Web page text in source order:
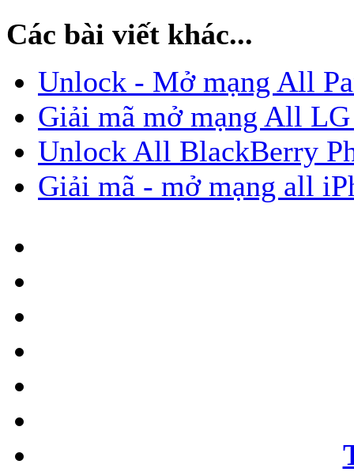
Các bài viết khác...
Unlock - Mở mạng All
Giải mã mở mạng All
Unlock All BlackBerry
Giải mã - mở mạng all